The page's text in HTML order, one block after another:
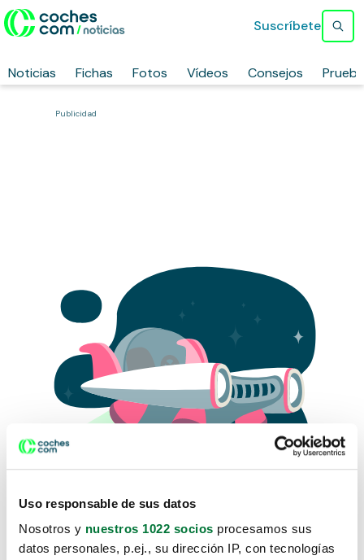
Uso responsable de sus datos
Nosotros y nuestros 1022 socios procesamos sus
datos personales, p.ej., su dirección IP, con tecnologías
Noticias Fichas Fotos Vídeos Consejos
Suscríbete
Publicidad